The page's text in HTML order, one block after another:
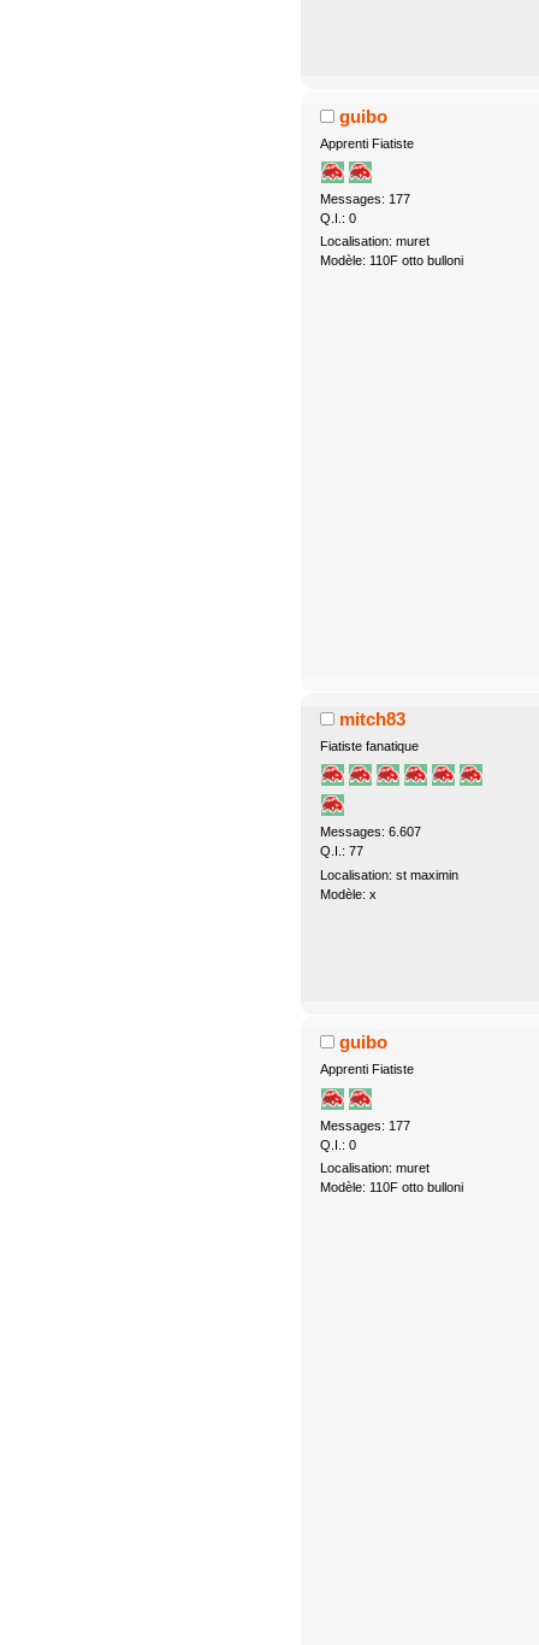
guibo
Apprenti Fiatiste
Messages: 177
Q.I.: 0
Localisation: muret
Modèle: 110F otto bulloni
mitch83
Fiatiste fanatique
Messages: 6.607
Q.I.: 77
Localisation: st maximin
Modèle: x
guibo
Apprenti Fiatiste
Messages: 177
Q.I.: 0
Localisation: muret
Modèle: 110F otto bulloni